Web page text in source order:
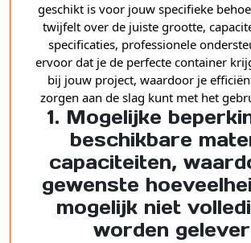
geschikt is voor jouw specifieke
twijfelt over de juiste grootte,
specificaties, professionele
ervoor dat je de perfecte container
bij jouw project, waardoor je
zorgen aan de slag kunt met het
1. Mogelijke
beschikbare
capaciteiten,
gewenste
mogelijk niet
worden